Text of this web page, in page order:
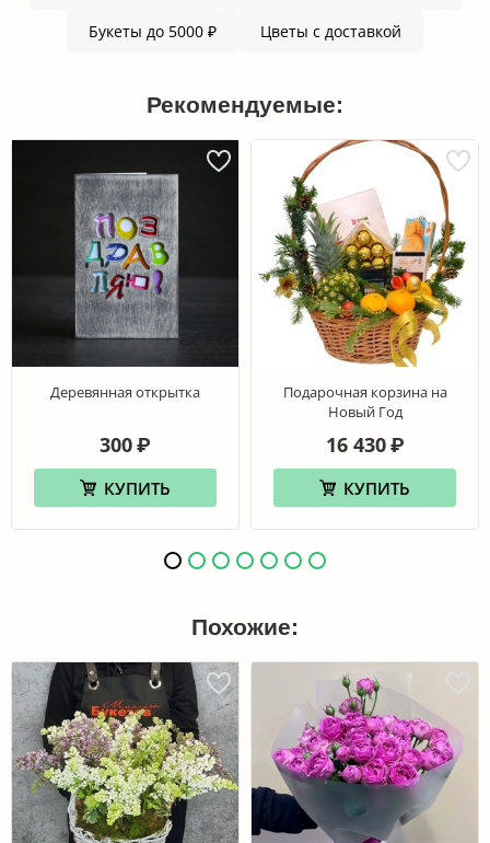
Букеты до 5000 ₽ Цветы с доставкой
Рекомендуемые:
Деревянная открытка
300₽
КУПИТЬ
Подарочная корзина на
Новый Год
16 430 ₽
КУПИТЬ
Похожие: